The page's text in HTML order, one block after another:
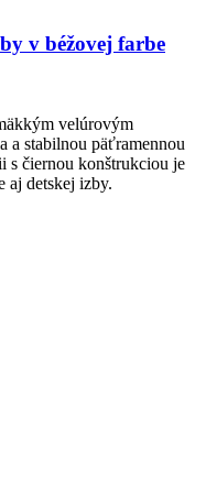
v béžovej farbe
velúrovým
a stabilnou päťramennou
s čiernou konštrukciou je
aj detskej izby.